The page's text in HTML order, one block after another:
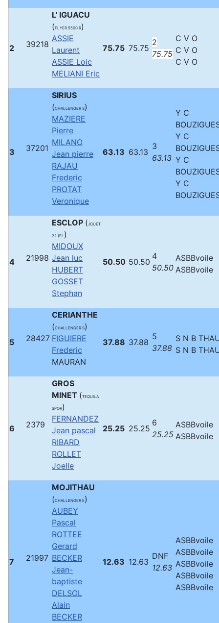
2 39218
L' IGUACU
(FLYER 5500 R)
ASSIE
Laurent
ASSIE Loic
MELIANI Eric
75.75 75.75
2
75.75
C V O
C V O
C V O
3 37201
SIRIUS
(CHALLENGER S)
MAZIERE
Pierre
MILANO
Jean pierre
RAJAU
Frederic
PROTAT
Veronique
63.13 63.13
3
63.13
Y C
Y C
Y C
Y C
4 21998
ESCLOP (JOUET
22 (EL )
MIDOUX
Jean luc
HUBERT
GOSSET
Stephan
50.50 50.50
4
50.50
ASBBvoile
ASBBvoile
5 28427
CERIANTHE
(CHALLENGER S)
FIGUIERE
Frederic
MAURAN
37.88 37.88
5
37.88
S N B
S N B
6 2379
GROS
MINET (TEQUILA
SPOR)
FERNANDEZ
Jean pascal
RIBARD
ROLLET
Joelle
25.25 25.25
6
25.25
ASBBvoile
ASBBvoile
7 21997
MOJITHAU
(CHALLENGER E)
AUBEY
Pascal
ROTTEE
Gerard
BECKER
Jean-
baptiste
DELSOL
Alain
BECKER
12.63 12.63
DNF
12.63
ASBBvoile
ASBBvoile
ASBBvoile
ASBBvoile
ASBBvoile